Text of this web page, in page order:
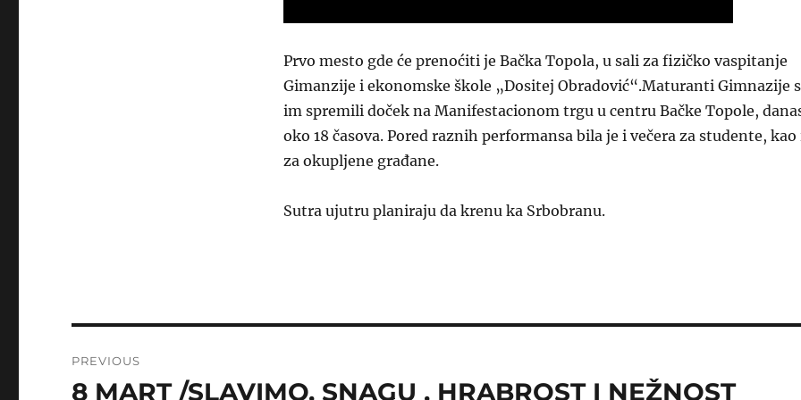
Prvo mesto gde će prenoćiti je Bačka Topola, u sali za fizičko vaspitanje
Gimanzije i ekonomske škole „Dositej Obradović“.Maturanti Gimnazije
im spremili doček na Manifestacionom trgu u centru Bačke Topole,
oko 18 časova. Pored raznih performansa bila je i večera za studente, kao
za okupljene građane.
Sutra ujutru planiraju da krenu ka Srbobranu.
navigation
PREVIOUS
Previous
8 MART /SLAVIMO, SNAGU , HRABROST I NEŽNOST